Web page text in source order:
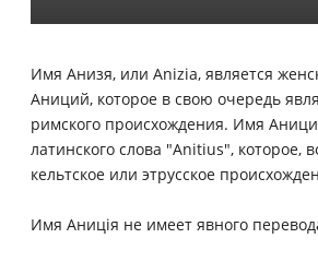
Имя Анизя, или Anizia, является
Аниций, которое в свою очередь
римского происхождения. Имя
латинского слова "Anitius", которое,
кельтское или этрусское
Имя Аниція не имеет явного